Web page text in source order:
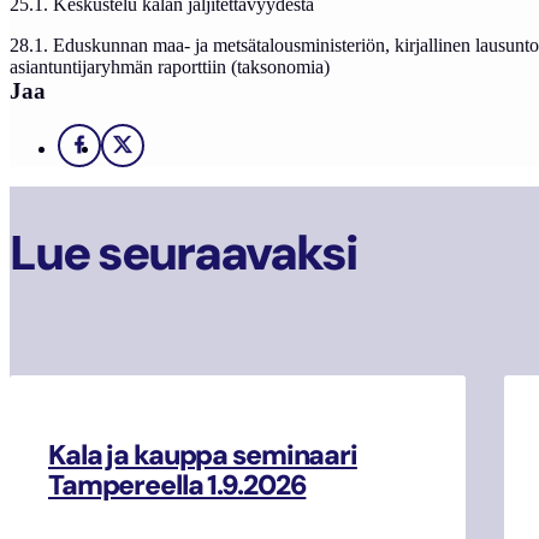
28.1. Eduskunnan maa- ja metsätalousministeriön, kirjallinen
asiantuntijaryhmän raporttiin (taksonomia)
Jaa
Facebook
X
Lue seuraavaksi
Kala ja kauppa seminaari
Tampereella 1.9.2026